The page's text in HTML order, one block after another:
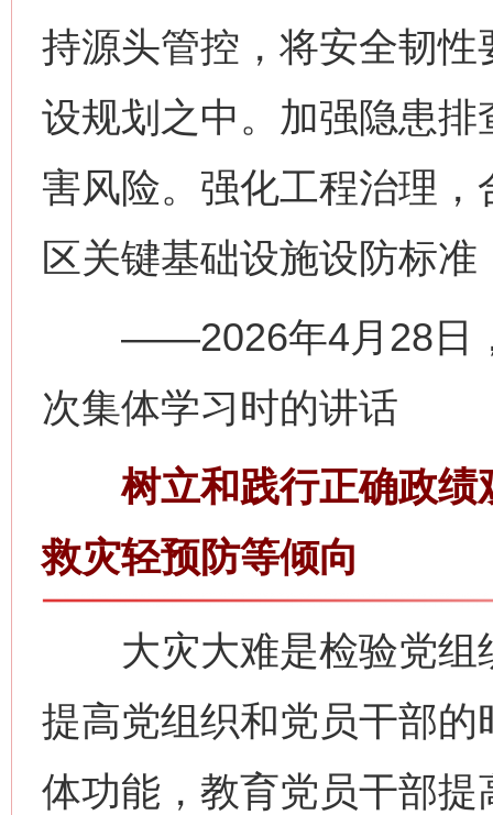
持源头管控，将安全韧
设规划之中。加强隐患
害风险。强化工程治理
区关键基础设施设防标
——2026年4月28日，
次集体学习时的讲话
树立和践行正确政绩
救灾轻预防等倾向
大灾大难是检验党组
提高党组织和党员干部
体功能，教育党员干部